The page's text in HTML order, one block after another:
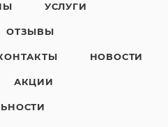
УСЛУГИ
ОТЗЫВЫ
НОВОСТИ
АКЦИИ